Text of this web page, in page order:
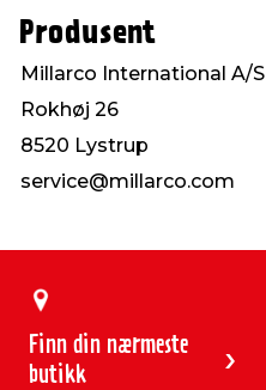
Produsent
Millarco International A/S
Rokhøj 26
8520 Lystrup
service@millarco.com
Finn din nærmeste
butikk